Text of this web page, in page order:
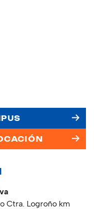
Ctra. Logroño km